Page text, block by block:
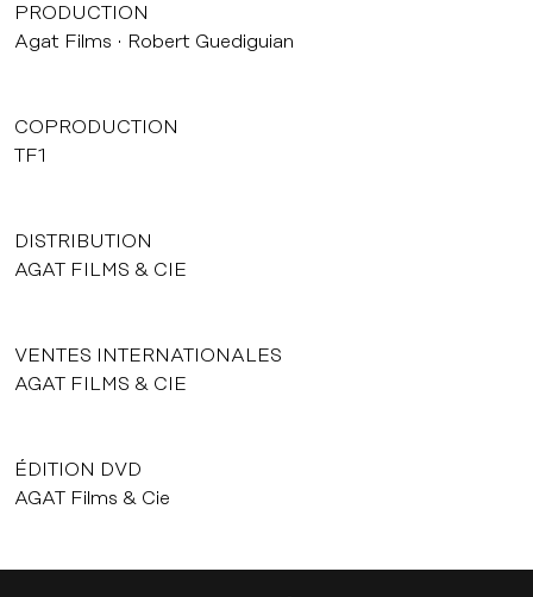
PRODUCTION
Agat Films
Robert Guediguian
COPRODUCTION
TF1
DISTRIBUTION
AGAT FILMS & CIE
VENTES INTERNATIONALES
AGAT FILMS & CIE
ÉDITION DVD
AGAT Films & Cie